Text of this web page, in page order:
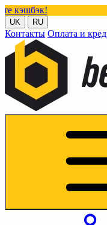
UK RU
Контакты Оплата и